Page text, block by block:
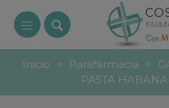
Inicio > Parafarmacia >
PASTA